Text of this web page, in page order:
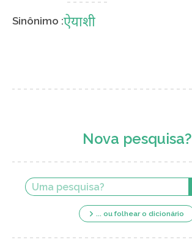
Sinônimo :ऐयाशी
Nova pesquisa?
... ou folhear o dicionário